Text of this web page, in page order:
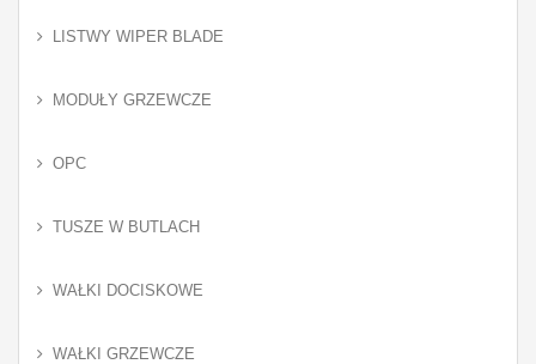
LISTWY WIPER BLADE
MODUŁY GRZEWCZE
OPC
TUSZE W BUTLACH
WAŁKI DOCISKOWE
WAŁKI GRZEWCZE